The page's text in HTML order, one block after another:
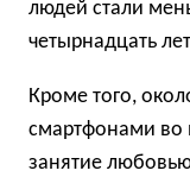
людей стали
четырнадцать
Кроме того,
смартфонами во
занятие